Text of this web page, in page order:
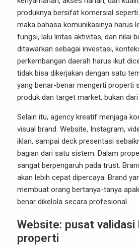
produknya bersifat komersial
maka bahasa komunikasinya harus
fungsi, lalu lintas aktivitas, dan nilai
ditawarkan sebagai investasi,
perkembangan daerah harus ikut
tidak bisa dikerjakan dengan satu
yang benar-benar mengerti properti
produk dan target market, bukan
Selain itu, agency kreatif menjaga
visual brand. Website, Instagram,
iklan, sampai deck presentasi
bagian dari satu sistem. Dalam
sangat berpengaruh pada trust.
akan lebih cepat dipercaya. Brand
membuat orang bertanya-tanya
benar dikelola secara profesional.
Website: pusat validasi
properti